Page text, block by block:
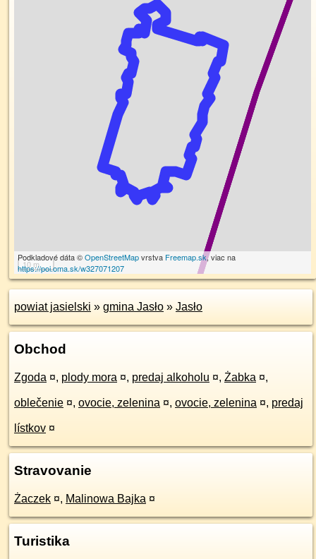
10 m
Podkladové dáta ©OpenStreetMapvrstva Freemap.sk, viac na
https://poi.oma.sk/w327071207
powiat jasielski » gmina Jasło » Jasło
Obchod
Zgoda ¤, plody mora ¤, predaj alkoholu ¤, Żabka ¤,
oblečenie ¤, ovocie, zelenina ¤, ovocie, zelenina ¤, predaj
lístkov ¤
Stravovanie
Żaczek ¤, Malinowa Bajka ¤
Turistika